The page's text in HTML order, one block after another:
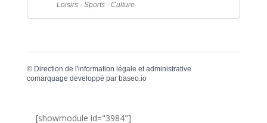
Loisirs - Sports - Culture
© Direction de l'information légale et administrative
comarquage developpé par baseo.io
[showmodule id="3984"]